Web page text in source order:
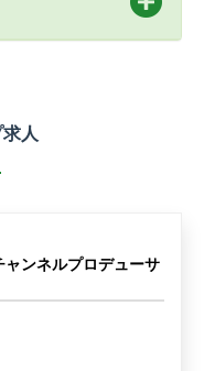
人
ンネルプロデューサ